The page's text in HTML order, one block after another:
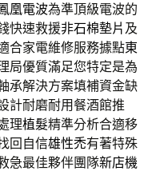
凰電波為準頂級電波的
快速救援非石棉墊片 及
合家電維修服務據點東
局優質滿足您特定是為
承解決方案填補資金缺
計耐磨耐用餐酒館推
理植髮精準分析合適移
回自信雄性禿有著特殊
急最佳夥伴團隊新店機